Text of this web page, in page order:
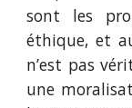
sont les
éthique, et
n’est pas
une